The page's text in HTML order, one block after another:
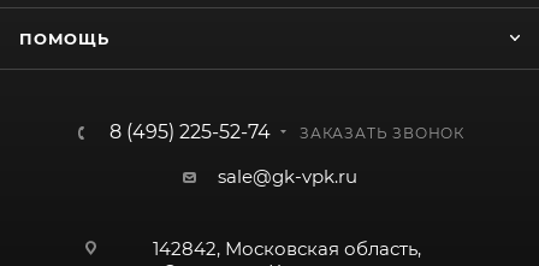
ПОМОЩЬ
8 (495) 225-52-74 ЗАКАЗАТЬ ЗВОНОК
sale@gk-vpk.ru
142842, Московская область,